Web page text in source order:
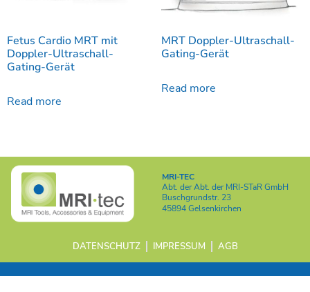
Fetus Cardio MRT mit
Doppler-Ultraschall-
Gating-Gerät
Read more
MRT Doppler-Ultraschall-
Gating-Gerät
Read more
MRI-TEC
Abt. derAbt. der MRI-STaR GmbH
Buschgrundstr. 23
45894 Gelsenkirchen
DATENSCHUTZ IMPRESSUM AGB